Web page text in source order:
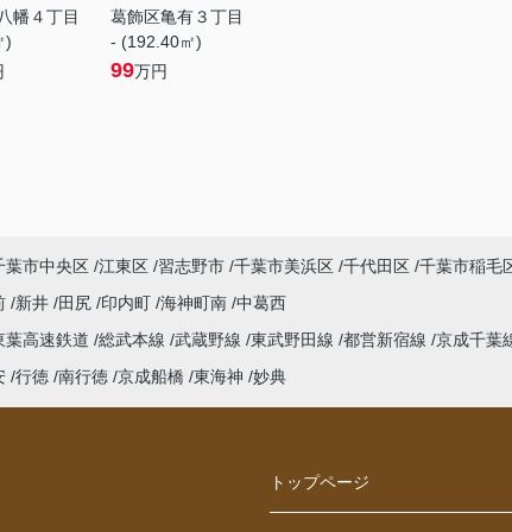
幡４丁目
)
葛飾区亀有３丁目
- (192.40㎡)
99万円
葉市中央区 江東区 習志野市 千葉市美浜区 千代田区 千葉市稲毛
新井 田尻 印内町 海神町南 中葛西
葉高速鉄道 総武本線 武蔵野線 東武野田線 都営新宿線 京成千葉
行徳 南行徳 京成船橋 東海神 妙典
トップページ